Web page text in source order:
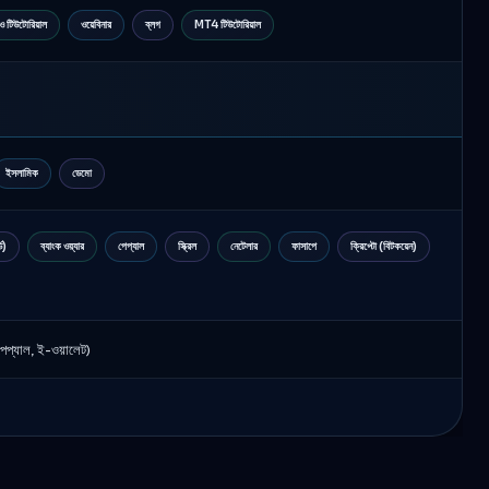
টিউটোরিয়াল ওয়েবিনার ব্লগ MT4 টিউটোরিয়াল
ইসলামিক ডেমো
ব্যাংক ওয়্যার পেপ্যাল স্ক্রিল নেটেলার ফাসাপে ক্রিপ্টো (বিটকয়েন)
ই-ওয়ালেট)